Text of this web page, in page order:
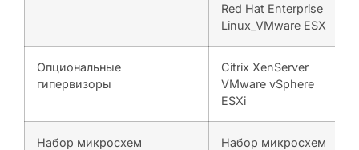
Red Hat Enterprise
Linux_VMware ESX
Опциональные
гипервизоры
Citrix XenServer
VMware vSphere
ESXi
Набор микросхем
Набор микросхем